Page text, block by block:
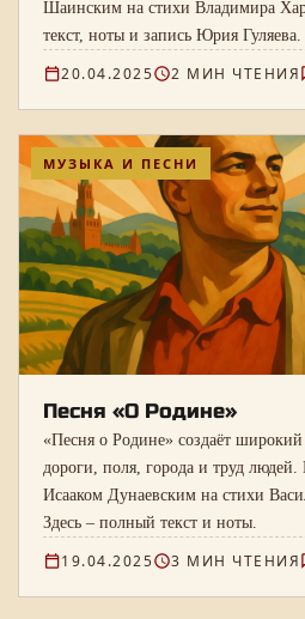
Шаинским на стихи Владимира
текст, ноты и запись Юрия Гуляева.
20.04.2025 2 МИН ЧТЕНИЯ
МУЗЫКА И ПЕСНИ
Песня «О Родине»
«Песня о Родине» создаёт широкий
дороги, поля, города и труд
Исааком Дунаевским на стихи
Здесь – полный текст и ноты.
19.04.2025 3 МИН ЧТЕНИЯ